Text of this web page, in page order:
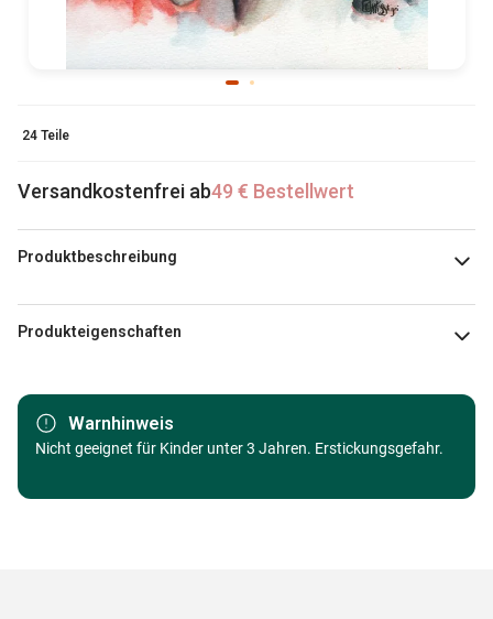
24 Teile
Versandkostenfrei ab49 € Bestellwert
Produktbeschreibung
Misstigri
Produkteigenschaften
Marke Grafika Kids
Kategorie Puzzle Frauen und Männer
Alter ab 4 Jahre (21 bis 30 Teile)
Warnhinweis
Nicht geeignet für Kinder unter 3 Jahren. Erstickungsgefahr.